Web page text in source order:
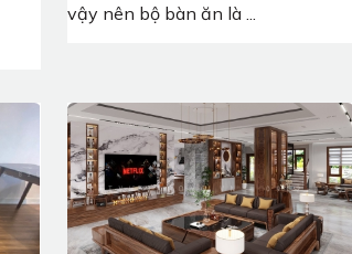
vậy nên bộ bàn ăn là ...